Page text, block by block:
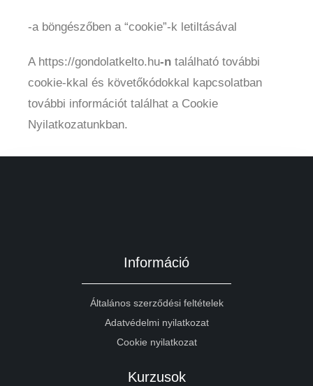
-a böngészőben a “cookie”-k letiltásával
A https://gondolatkelto.hu-ntalálható további
cookie-kkal és követőkódokkal kapcsolatban
további információt találhat a Cookie
Nyilatkozatunkban.
Információ
Általános szerződési feltételek
Adatvédelmi nyilatkozat
Cookie nyilatkozat
Kurzusok